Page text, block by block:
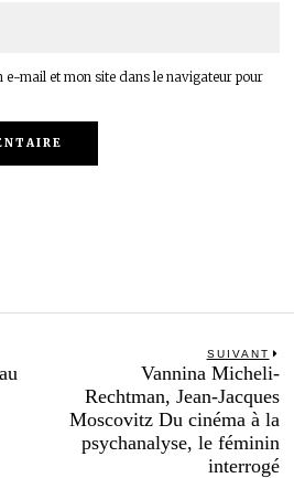
e-mail et mon site dans le navigateur pour
SUIVANT
Vannina Micheli-
Rechtman, Jean-Jacques
Moscovitz Du cinéma à la
psychanalyse, le féminin
interrogé